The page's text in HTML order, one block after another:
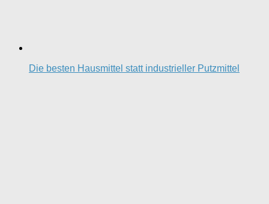
Die besten Hausmittel statt industrieller Putzmittel